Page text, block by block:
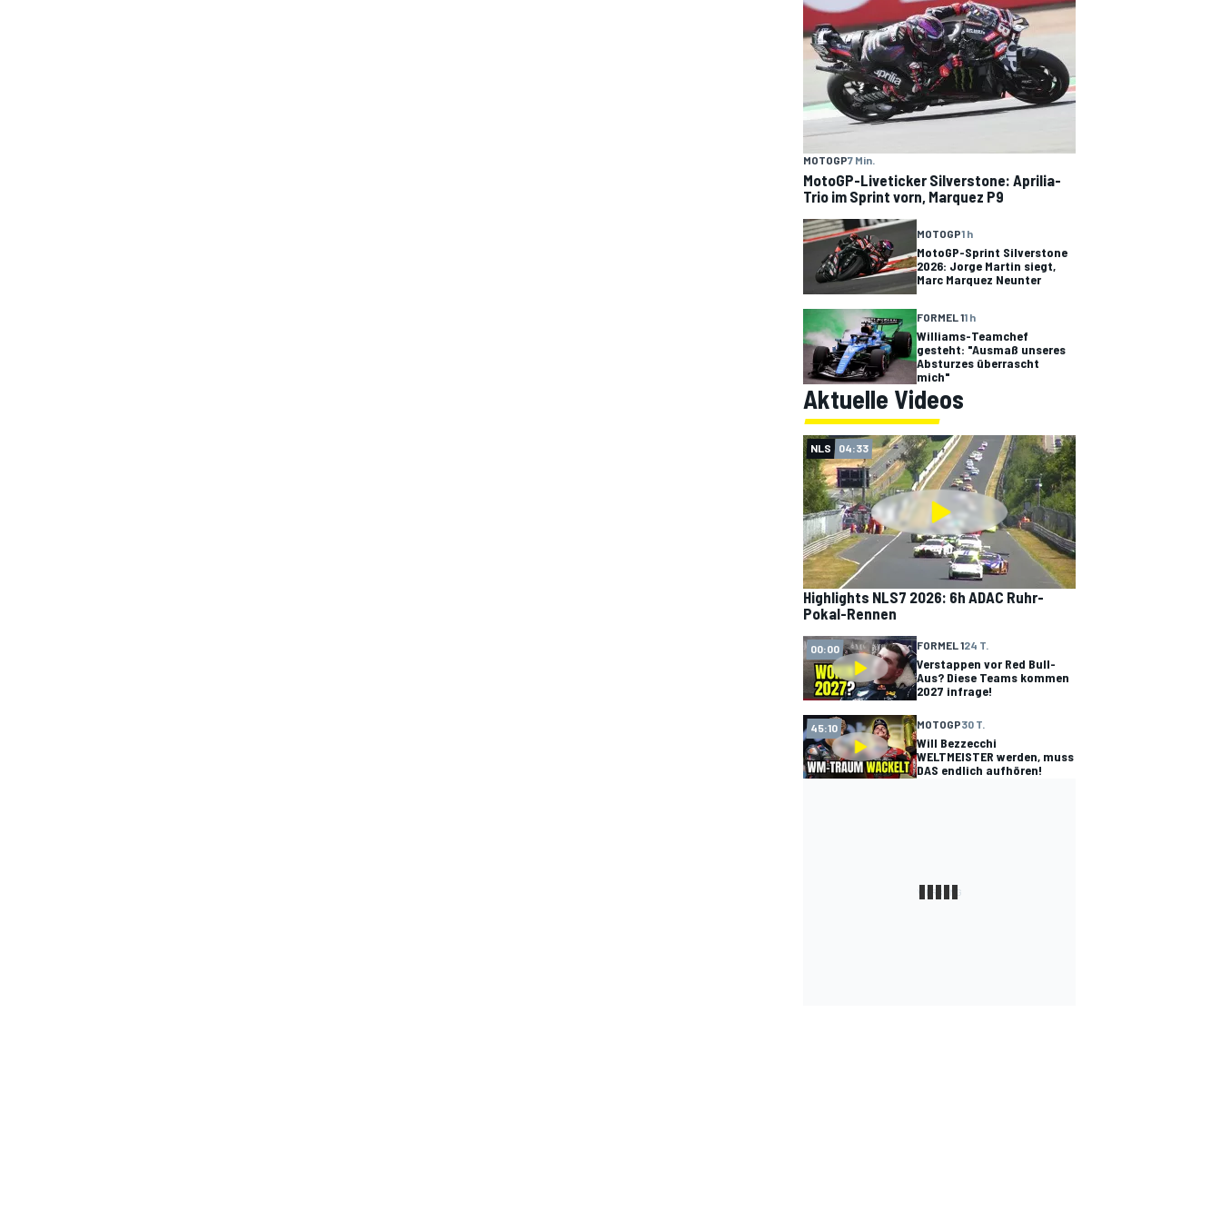
MOTOGP7 Min.
MotoGP-Liveticker Silverstone: Aprilia-
Trio im Sprint vorn, Marquez P9
MOTOGP1 h
MotoGP-Sprint Silverstone
2026: Jorge Martin siegt,
Marc Marquez Neunter
FORMEL 11 h
Williams-Teamchef
gesteht: "Ausmaß unseres
Absturzes überrascht
mich"
Aktuelle Videos
NLS 04:33
Highlights NLS7 2026: 6h ADAC Ruhr-
Pokal-Rennen
00:00 FORMEL 124 T.
Verstappen vor Red Bull-
Aus? Diese Teams kommen
2027 infrage!
45:10 MOTOGP30 T.
Will Bezzecchi
WELTMEISTER werden, muss
DAS endlich aufhören!